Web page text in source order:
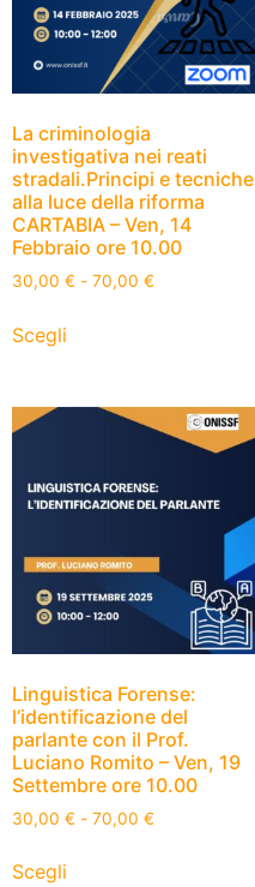
La criminologia
investigativa nei reati
stradali.Principi e tecniche
alla luce della riforma
CARTABIA – Ven, 14
Febbraio ore 10.00
30,00 € - 70,00 €
Scegli
Linguistica Forense:
l’identificazione del
parlante con il Prof.
Luciano Romito – Ven, 19
Settembre ore 10.00
30,00 € - 70,00 €
Scegli